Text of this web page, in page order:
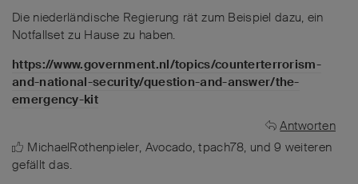
Die niederländische Regierung rät zum Beispiel dazu, ein
Notfallset zu Hause zu haben.
https://www.government.nl/topics/counterterrorism-
and-national-security/question-and-answer/the-
emergency-kit
Antworten
MichaelRothenpieler, Avocado,tpach78, und9 weiteren
gefällt das.